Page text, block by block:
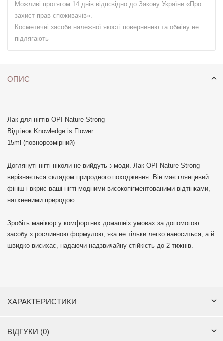
Можливі протягом 14 днів відповідно до Закону України «Про
захист прав споживачів».
Косметичні засоби належної якості поверненню та обміну не
підлягають
ОПИС
Лак для нігтів OPI Nature Strong
Відтінок Knowledge is Flower
15ml (повнорозмірний)
Доглянуті нігті ніколи не вийдуть з моди. Лак OPI Nature Strong
вирізняється складом природного походження. Він має глянцевий
фініш і вкриє ваші нігті модними високопігментованими відтінками,
натхненими природою.
Зробіть манікюр у комфортних домашніх умовах за допомогою
засобу з рослинною формулою, яка не тільки легко наноситься, а й
швидко висихає, надаючи надзвичайну стійкість до 2 тижнів.
ХАРАКТЕРИСТИКИ
ВІДГУКИ (0)